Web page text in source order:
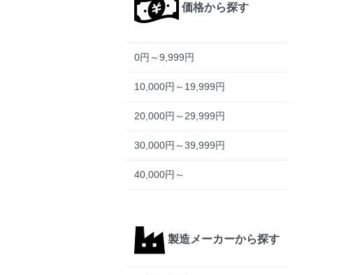
価格から探す
0円～9,999円
10,000円～19,999円
20,000円～29,999円
30,000円～39,999円
40,000円～
製造メーカーから探す